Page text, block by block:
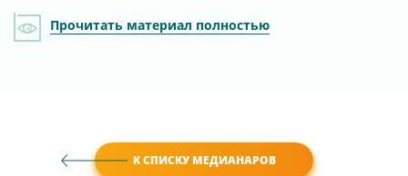
Прочитать материал полностью
К СПИСКУ МЕДИАНАРОВ